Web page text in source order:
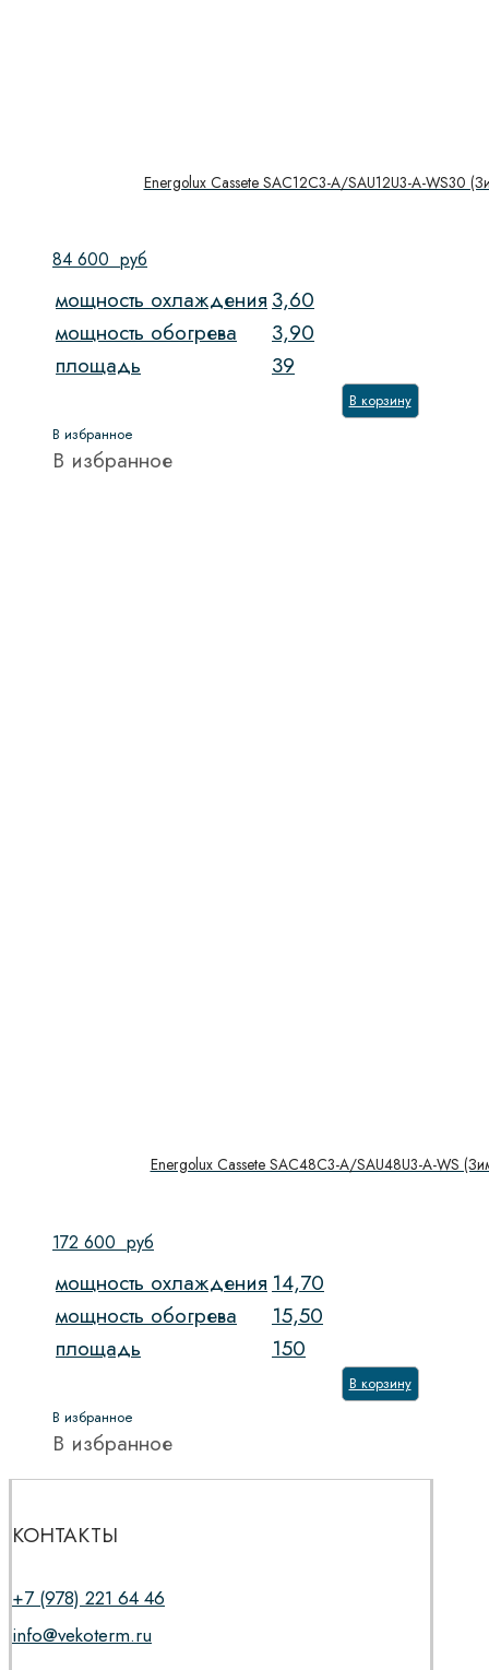
Energolux Cassete SAC12C3-A/SAU12U3-A-WS30
84 600 руб
мощность охлаждения3,60
мощность обогрева
3,90
площадь
39
В корзину
В избранное
В избранное
Energolux Cassete SAC48C3-A/SAU48U3-A-WS
172 600 руб
мощность охлаждения 14,70
мощность обогрева
15,50
площадь
150
В корзину
В избранное
В избранное
КОНТАКТЫ
+7 (978) 221 64 46
info@vekoterm.ru